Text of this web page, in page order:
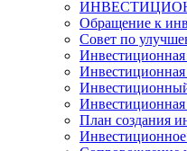
Обращение к
Совет по
Инвестиционная
Инвестиционная
Инвестиционная
План создания
Инвестиционное